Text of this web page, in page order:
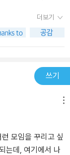
나가지 않는 사람들
책은 그동안 꾸준
뭔가의 부족함을
정도 방향을 제시
들에게 이 책을 추천
묘사, 비유, 상징
게 읽는 것이 필
자신만의 독서를
한 이해와 그로서
를 통해 독서가 얼
이다. 독서에 문외
고 다시 책을 펼쳐
더보기
쓰기
모임을 꾸리고 싶
는데, 여기에서 나